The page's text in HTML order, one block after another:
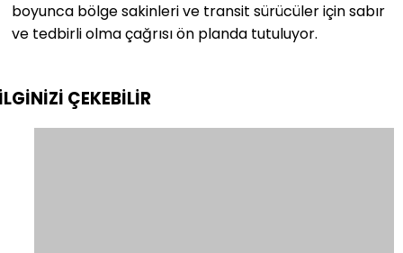
boyunca bölge sakinleri ve transit sürücüler için sabır
ve tedbirli olma çağrısı ön planda tutuluyor.
ÇEKEBİLİR